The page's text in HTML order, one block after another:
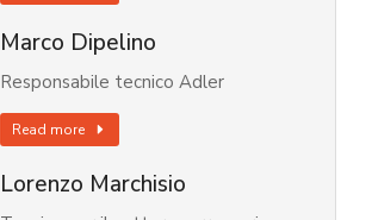
Marco Dipelino
Responsabile tecnico Adler
Read more
Lorenzo Marchisio